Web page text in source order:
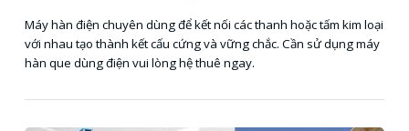
Máy hàn điện chuyên dùng để kết nối các thanh hoặc tấm kim loại
với nhau tạo thành kết cấu cứng và vững chắc. Cần sử dụng máy
hàn que dùng điện vui lòng hệ thuê ngay.